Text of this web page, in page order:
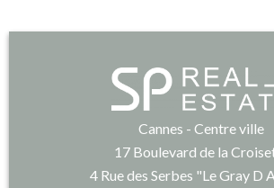
Cannes - Centre ville
17 Boulevard de la
4 Rue des Serbes "Le Gray D